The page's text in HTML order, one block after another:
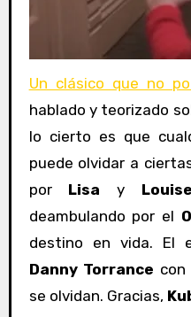
Un clásico que no
hablado y teorizado
lo cierto es que
puede olvidar a
por Lisa y
deambulando por el
destino en vida. El
Danny Torrance con
se olvidan. Gracias,